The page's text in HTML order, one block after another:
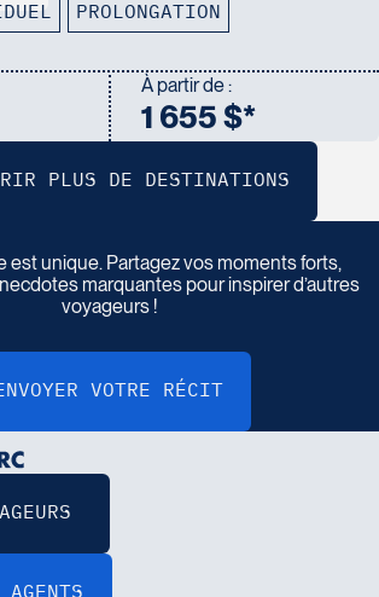
PROLONGATION
À partir de :
1 655 $*
a rtagez votre récit de voya ge
est unique. Partagez vos moments forts,
marquantes pour inspirer d’autres
voyageurs !